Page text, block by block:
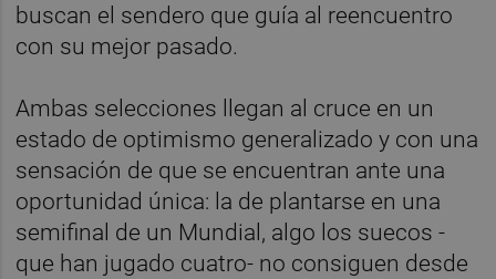
buscan el sendero que guía al reencuentro
con su mejor pasado.
Ambas selecciones llegan al cruce en un
estado de optimismo generalizado y con una
sensación de que se encuentran ante una
oportunidad única: la de plantarse en una
semifinal de un Mundial, algo los suecos -
que han jugado cuatro- no consiguen desde